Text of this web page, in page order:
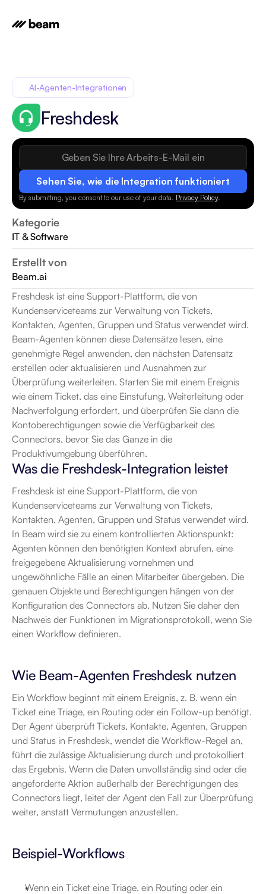
Sehen Sie, wie die Integration funktioniert
By submitting, you consent to our use of your data. Privacy Policy.
Kategorie
IT & Software
Erstellt von
Beam.ai
AI-Agenten-Integrationen
Freshdesk
Freshdesk ist eine Support-Plattform, die von
Kundenserviceteams zur Verwaltung von Tickets,
Kontakten, Agenten, Gruppen und Status verwendet wird.
Beam-Agenten können diese Datensätze lesen, eine
genehmigte Regel anwenden, den nächsten Datensatz
erstellen oder aktualisieren und Ausnahmen zur
Überprüfung weiterleiten. Starten Sie mit einem Ereignis
wie einem Ticket, das eine Einstufung, Weiterleitung oder
Nachverfolgung erfordert, und überprüfen Sie dann die
Kontoberechtigungen sowie die Verfügbarkeit des
Connectors, bevor Sie das Ganze in die
Produktivumgebung überführen.
Was die Freshdesk-Integration leistet
Freshdesk ist eine Support-Plattform, die von
Kundenserviceteams zur Verwaltung von Tickets,
Kontakten, Agenten, Gruppen und Status verwendet wird.
In Beam wird sie zu einem kontrollierten Aktionspunkt:
Agenten können den benötigten Kontext abrufen, eine
freigegebene Aktualisierung vornehmen und
ungewöhnliche Fälle an einen Mitarbeiter übergeben. Die
genauen Objekte und Berechtigungen hängen von der
Konfiguration des Connectors ab. Nutzen Sie daher den
Nachweis der Funktionen im Migrationsprotokoll, wenn Sie
einen Workflow definieren.
Wie Beam-Agenten Freshdesk nutzen
Ein Workflow beginnt mit einem Ereignis, z. B. wenn ein
Ticket eine Triage, ein Routing oder ein Follow-up benötigt.
Der Agent überprüft Tickets, Kontakte, Agenten, Gruppen
und Status in Freshdesk, wendet die Workflow-Regel an,
führt die zulässige Aktualisierung durch und protokolliert
das Ergebnis. Wenn die Daten unvollständig sind oder die
angeforderte Aktion außerhalb der Berechtigungen des
Connectors liegt, leitet der Agent den Fall zur Überprüfung
weiter, anstatt Vermutungen anzustellen.
Beispiel-Workflows
Wenn ein Ticket eine Triage, ein Routing oder ein